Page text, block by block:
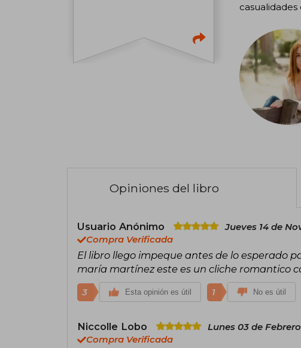
Opiniones del libro
Usuario Anónimo
Jueves 14 de
Compra Verificada
El libro llego impeque antes de lo esperado
maría martínez este es un cliche romantico
3 Esta opinión es útil 1 No es útil
Niccolle Lobo
Lunes 03 de
Compra Verificada